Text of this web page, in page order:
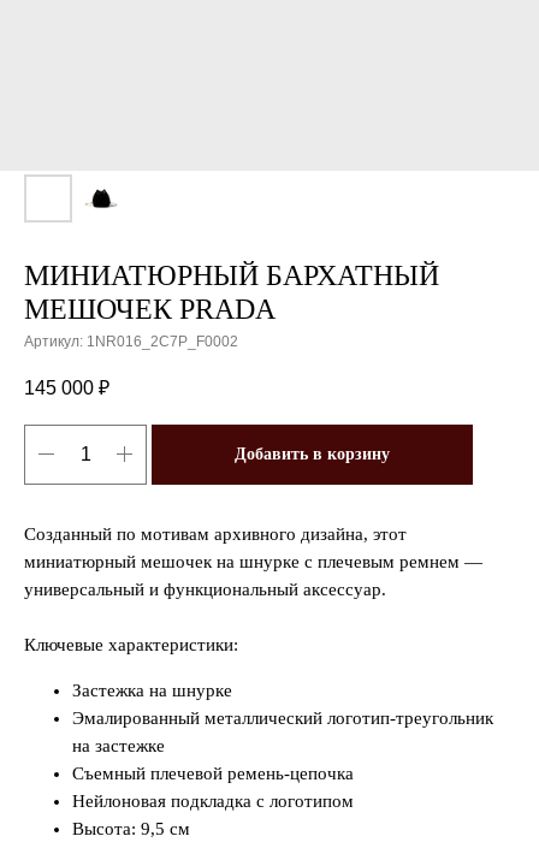
МИНИАТЮРНЫЙ БАРХАТНЫЙ
МЕШОЧЕК PRADA
Артикул: 1NR016_2C7P_F0002
145 000 ₽
Добавить в корзину
Созданный по мотивам архивного дизайна, этот
миниатюрный мешочек на шнурке с плечевым ремнем —
универсальный и функциональный аксессуар.
Ключевые характеристики:
Застежка на шнурке
Эмалированный металлический логотип-треугольник
на застежке
Съемный плечевой ремень-цепочка
Нейлоновая подкладка с логотипом
Высота: 9,5 см